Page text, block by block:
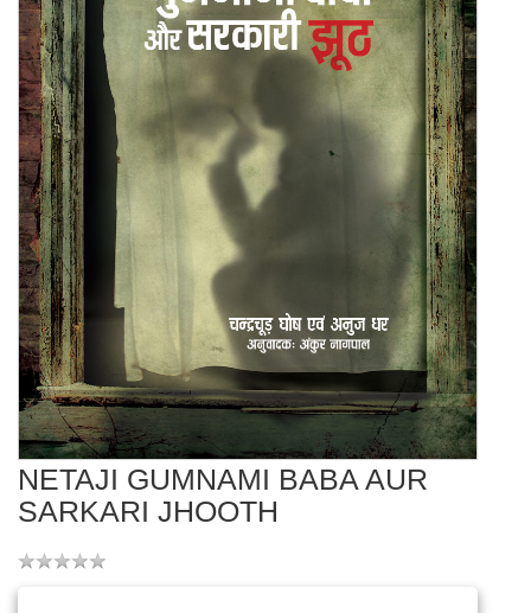
NETAJI GUMNAMI BABA AUR
SARKARI JHOOTH